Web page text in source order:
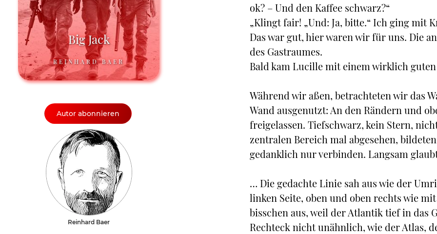
Big Jack
REINHARD BAER
Autor abonnieren
Reinhard Baer
ok? – Und den Kaffee schwarz?“
„Klingt fair! „Und: Ja, bitte.“ Ich ging mit
Das war gut, hier waren wir für uns. Die
des Gastraumes.
Bald kam Lucille mit einem wirklich
Während wir aßen, betrachteten wir das
Wand ausgenutzt: An den Rändern und
freigelassen. Tiefschwarz, kein Stern,
zentralen Bereich mal abgesehen,
gedanklich nur verbinden. Langsam
… Die gedachte Linie sah aus wie der
linken Seite, oben und oben rechts wie
bisschen aus, weil der Atlantik tief in das
Rechteck nicht unähnlich, wie der Atlas,